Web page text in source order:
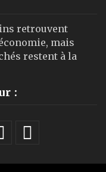
retrouvent
mais
restent à la
: